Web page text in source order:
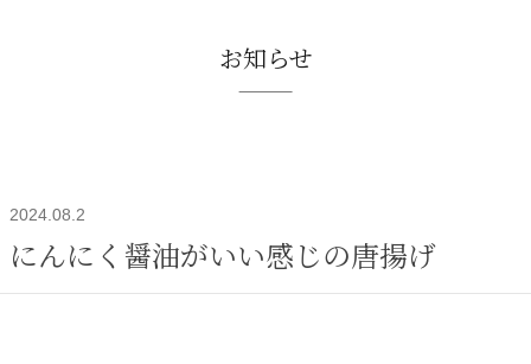
お知らせ
2024.08.2
にんにく醤油がいい感じの唐揚げ